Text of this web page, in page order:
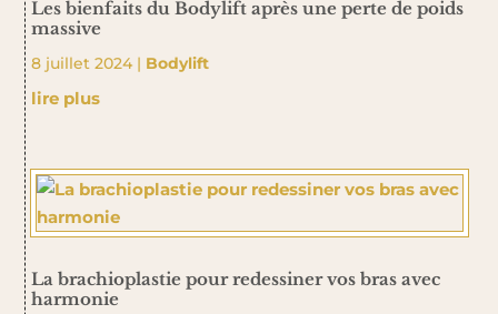
Les bienfaits du Bodylift après une perte de poids
massive
8 juillet 2024| Bodylift
lire plus
La brachioplastie pour redessiner vos bras avec
harmonie